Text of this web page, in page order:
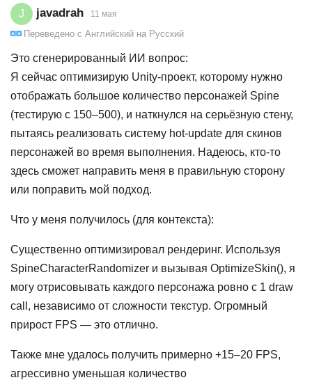
Купить
J javadrah 11 мая
Переведено с Английский на Русский
Это сгенерированный ИИ вопрос:
Я сейчас оптимизирую Unity-проект, которому нужно
отображать большое количество персонажей Spine
(тестирую с 150–500), и наткнулся на серьёзную стену,
пытаясь реализовать систему hot-update для скинов
персонажей во время выполнения. Надеюсь, кто-то
здесь сможет направить меня в правильную сторону
или поправить мой подход.
Что у меня получилось (для контекста):
Существенно оптимизировал рендеринг. Используя
SpineCharacterRandomizer и вызывая OptimizeSkin(), я
могу отрисовывать каждого персонажа ровно с 1 draw
call, независимо от сложности текстур. Огромный
прирост FPS — это отлично.
Также мне удалось получить примерно +15–20 FPS,
агрессивно уменьшая количество